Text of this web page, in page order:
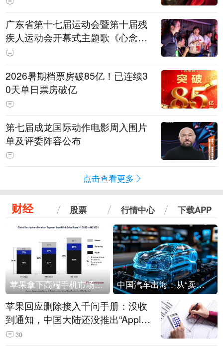
广东省第十七届运动会暨第十届残
疾人运动会开幕式主题歌《心念山
海》MV正式发布
2026暑期档票房破85亿！已连续3
0天单日票房破亿
第七届成龙国际动作电影周入围片
单及评委阵容公布
点击查看更多
财经 股票 行情中心 下载APP
苹果拿下高端手机市场65%的份额：iPhone 17系列功不可没 中国汽车出海：从“卖出去”到“走进去”
苹果回应删除接入千问手册：没收
到通知，中国大陆还没推出“Apple
智能使用千问”功能
30